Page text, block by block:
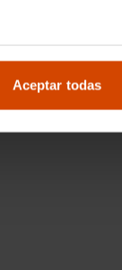
Aceptar todas